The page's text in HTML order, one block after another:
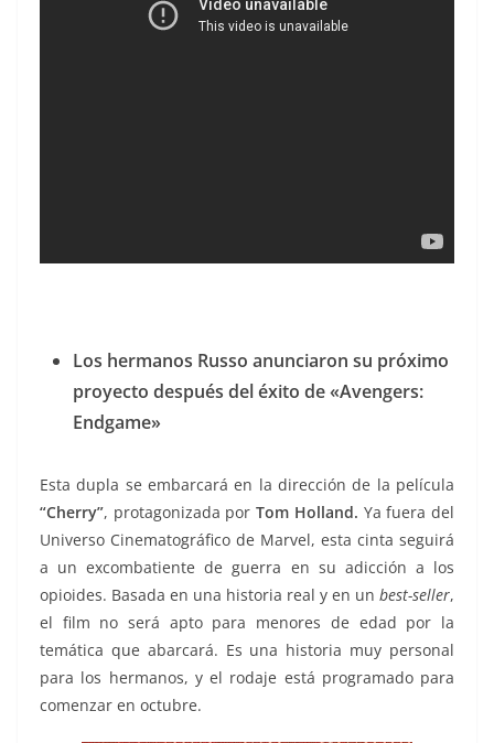
Los hermanos Russo anunciaron su próximo
proyecto después del éxito de «Avengers:
Endgame»
Esta dupla se embarcará en la dirección de la película
“Cherry”, protagonizada porTom Holland. Ya fuera del
Universo Cinematográfico de Marvel, esta cinta seguirá
a un excombatiente de guerra en su adicción a los
opioides. Basada en una historia real y en un best-seller,
el film no será apto para menores de edad por la
temática que abarcará. Es una historia muy personal
para los hermanos, y el rodaje está programado para
comenzar en octubre.